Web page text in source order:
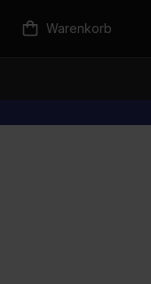
Warenkorb